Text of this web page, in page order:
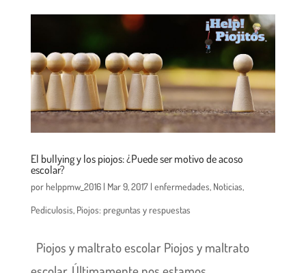
El bullying y los piojos: ¿Puede ser motivo de acoso
escolar?
porhelppmw_2016| Mar 9, 2017| enfermedades, Noticias,
Pediculosis, Piojos: preguntas y respuestas
Piojos y maltrato escolar Piojos y maltrato